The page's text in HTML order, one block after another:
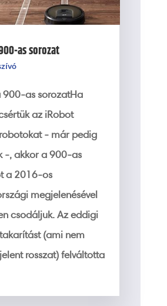
as sorozat
900-as sorozatHa
az iRobot
- már pedig
-, akkor a 900-as
a 2016-os
megjelenésével
csodáljuk. Az eddigi
(ami nem
rosszat) felváltotta